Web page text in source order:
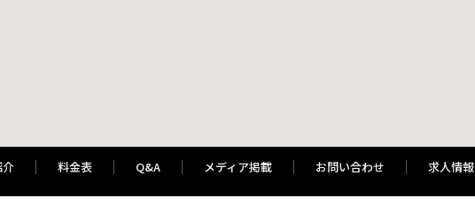
料金表 Q&A メディア掲載 お問い合わせ 求人情報